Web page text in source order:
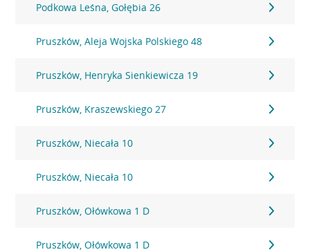
Podkowa Leśna, Gołębia 26
Pruszków, Aleja Wojska Polskiego 48
Pruszków, Henryka Sienkiewicza 19
Pruszków, Kraszewskiego 27
Pruszków, Niecała 10
Pruszków, Niecała 10
Pruszków, Ołówkowa 1 D
Pruszków, Ołówkowa 1 D